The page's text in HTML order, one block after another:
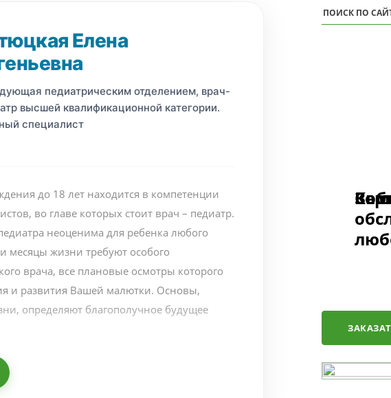
Елена
педиатрическим отделением, врач-
высшей квалификационной категории.
специалист
до 18 лет находится в компетенции
во главе которых стоит врач – педиатр.
неоценима для ребенка любого
месяцы жизни требуют особого
врача, все плановые осмотры которого
и развития Вашей малютки. Основы,
определяют благополучное будущее